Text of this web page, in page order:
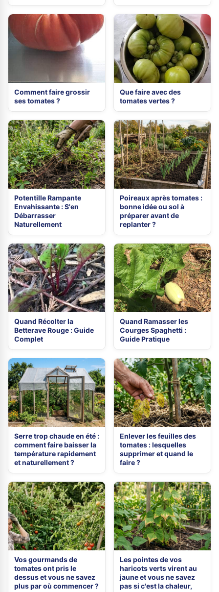
Comment faire grossir
ses tomates ?
Que faire avec des
tomates vertes ?
Potentille Rampante
Envahissante : S'en
Débarrasser
Naturellement
Poireaux après tomates :
bonne idée ou sol à
préparer avant de
replanter ?
Quand Récolter la
Betterave Rouge : Guide
Complet
Quand Ramasser les
Courges Spaghetti :
Guide Pratique
Serre trop chaude en été :
comment faire baisser la
température rapidement
et naturellement ?
Enlever les feuilles des
tomates : lesquelles
supprimer et quand le
faire ?
Vos gourmands de
tomates ont pris le
dessus et vous ne savez
plus par où commencer ?
Les pointes de vos
haricots verts virent au
jaune et vous ne savez
pas si c'est la chaleur,